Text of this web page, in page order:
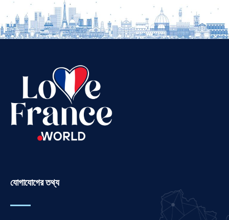
যোগাযোগের তথ্য
Marathi
Nepali
Tamil
Telugu
Thai